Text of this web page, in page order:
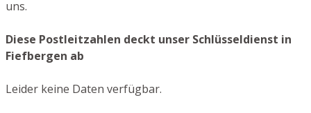
uns.
Diese Postleitzahlen deckt unser Schlüsseldienst in
Fiefbergen ab
Leider keine Daten verfügbar.